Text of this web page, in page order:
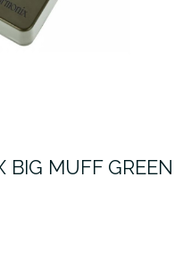
BIG MUFF GREEN